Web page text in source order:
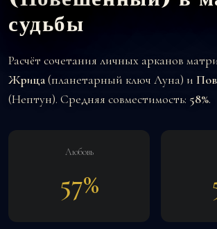
судьбы
Расчёт сочетания личных арканов
Жрица(планетарный ключ Луна) и
(Нептун). Средняя совместимость: 58%.
Любовь
57%